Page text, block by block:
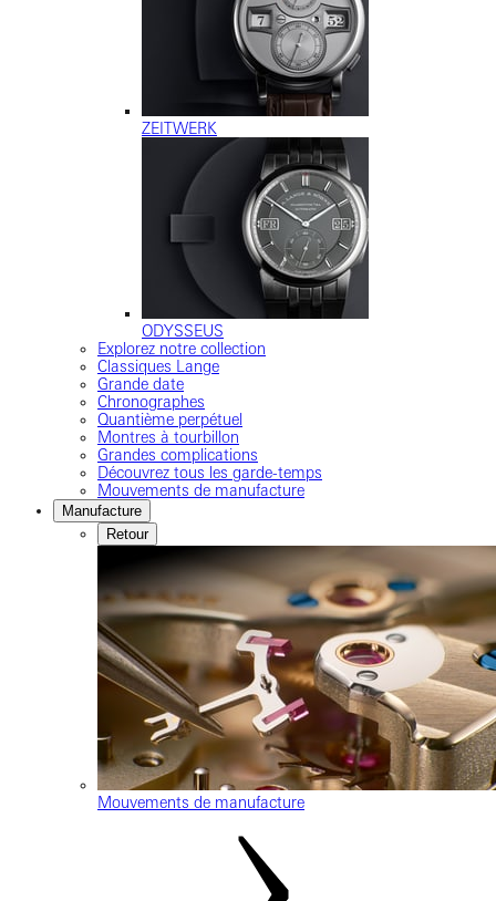
ZEITWERK
ODYSSEUS
Explorez notre collection
Classiques Lange
Grande date
Chronographes
Quantième perpétuel
Montres à tourbillon
Grandes complications
Découvrez tous les garde-temps
Mouvements de manufacture
Manufacture
Retour
Mouvements de manufacture